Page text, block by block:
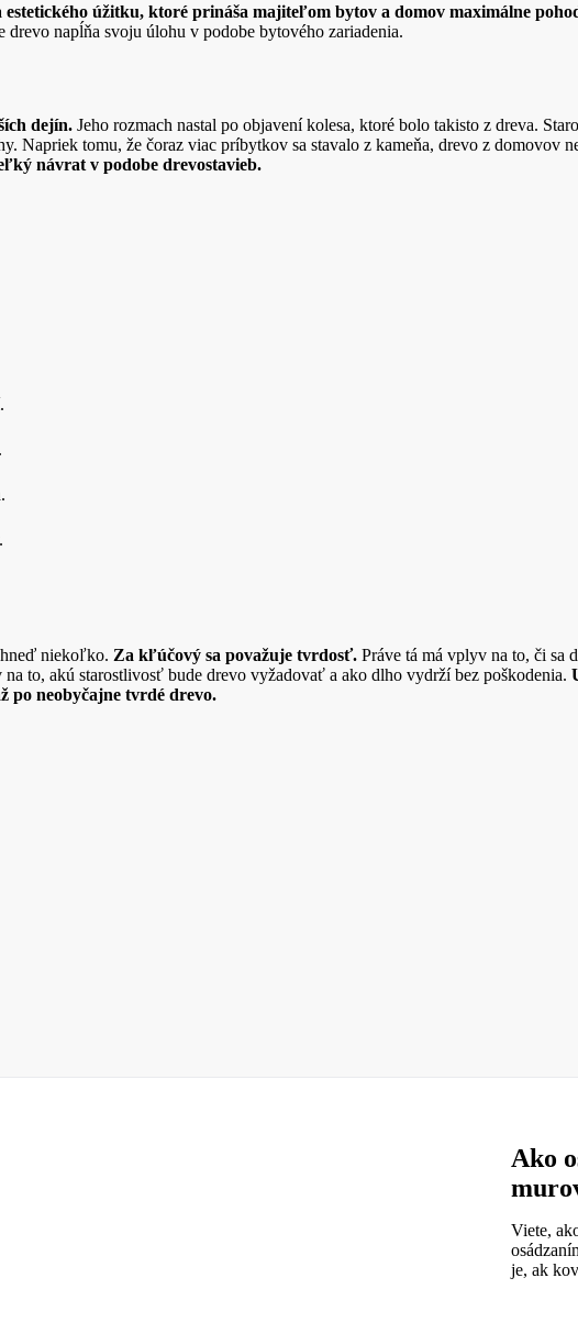
úžitku, ktoré prináša majiteľom bytov a domov maximálne
napĺňa svoju úlohu v podobe bytového zariadenia.
dejín. Jeho rozmach nastal po objavení kolesa, ktoré bolo takisto z dreva.
Napriek tomu, že čoraz viac príbytkov sa stavalo z kameňa, drevo z domovov
návrat v podobe drevostavieb.
niekoľko. Za kľúčový sa považuje tvrdosť. Práve tá má vplyv na to, či sa
to, akú starostlivosť bude drevo vyžadovať a ako dlho vydrží bez poškodenia.
po neobyčajne tvrdé drevo.
Ako
Viete,
je, ak